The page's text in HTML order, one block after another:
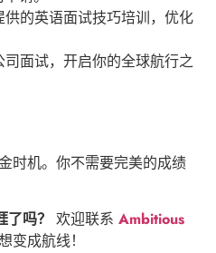
供的英语面试技巧培训，优化
司面试，开启你的全球航行之
时机。你不需要完美的成绩
吗？ 欢迎联系 Ambitious
变成航线！